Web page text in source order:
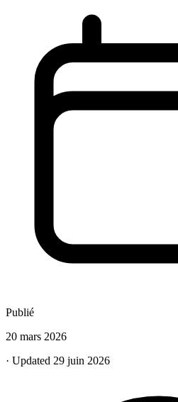
Publié
20 mars 2026
· Updated 29 juin 2026